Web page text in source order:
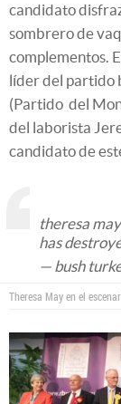
candidato
sombrero de
complementos.
líder del partido
(Partido del
del laborista
candidato de
theresa
has
— bush
Theresa May en el